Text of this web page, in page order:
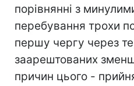
порівнянні з
перебування трохи
першу чергу через
заарештованих
причин цього -